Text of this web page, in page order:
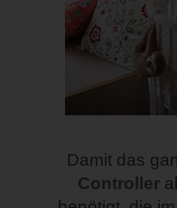
Damit das
Controller